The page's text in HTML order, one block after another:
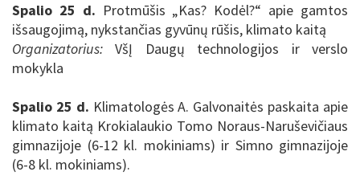
Spalio 25 d. Protmūšis „Kas? Kodėl?“ apie gamtos
išsaugojimą, nykstančias gyvūnų rūšis, klimato kaitą
Organizatorius: VšĮ Daugų technologijos ir verslo
mokykla
Spalio 25 d. Klimatologės A. Galvonaitės paskaita apie
klimato kaitą Krokialaukio Tomo Noraus-Naruševičiaus
gimnazijoje (6-12 kl. mokiniams) ir Simno gimnazijoje
(6-8 kl. mokiniams).